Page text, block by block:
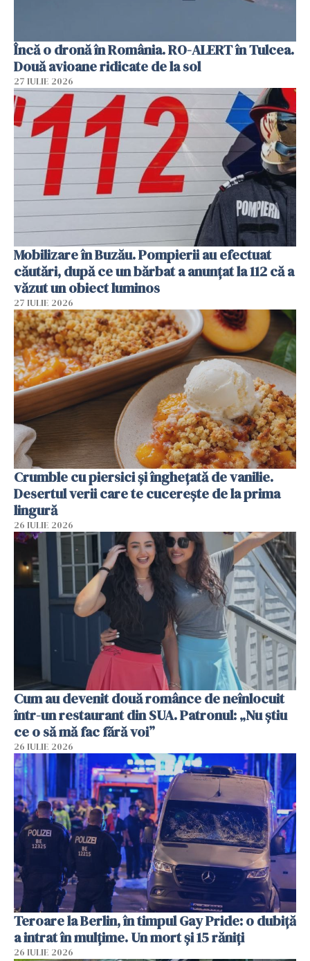
Încă o dronă în România. RO-ALERT în Tulcea.
Două avioane ridicate de la sol
27 IULIE 2026
Mobilizare în Buzău. Pompierii au efectuat
căutări, după ce un bărbat a anunțat la 112 că a
văzut un obiect luminos
27 IULIE 2026
Crumble cu piersici și înghețată de vanilie.
Desertul verii care te cucerește de la prima
lingură
26 IULIE 2026
Cum au devenit două românce de neînlocuit
într-un restaurant din SUA. Patronul: „Nu știu
ce o să mă fac fără voi”
26 IULIE 2026
Teroare la Berlin, în timpul Gay Pride: o dubiță
a intrat în mulțime. Un mort și 15 răniți
26 IULIE 2026